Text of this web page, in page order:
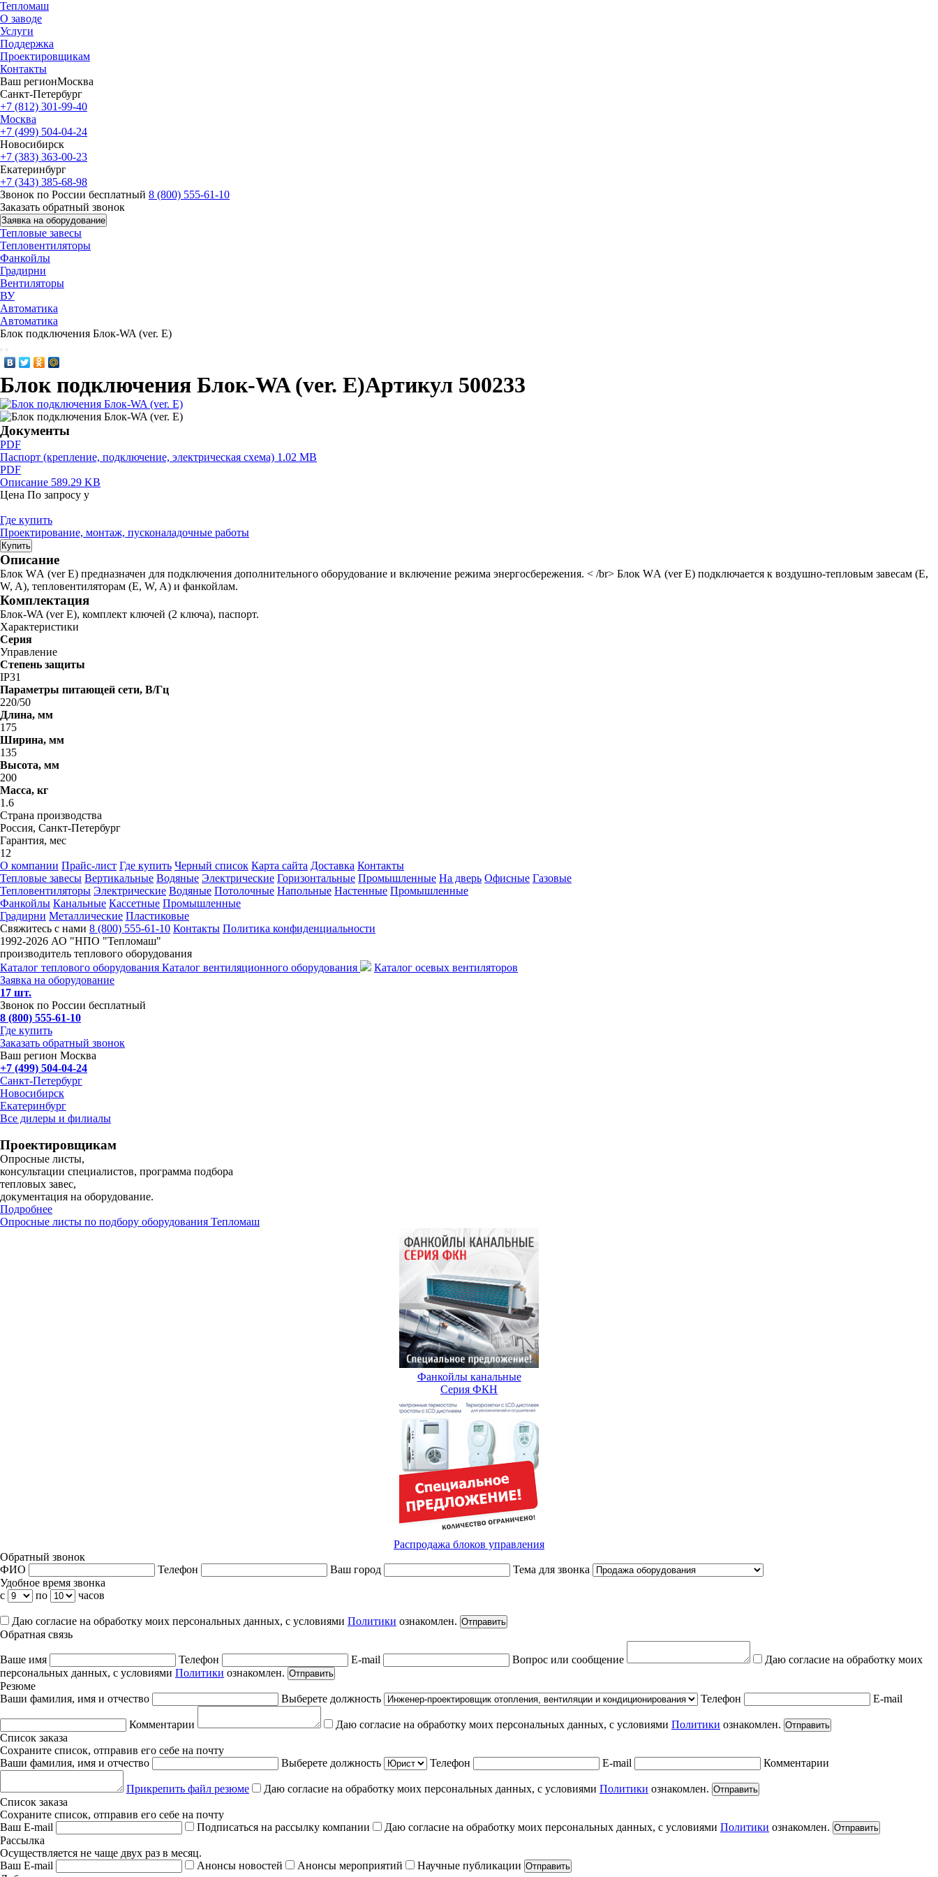
Тепломаш
О заводе
Услуги
Поддержка
Проектировщикам
Контакты
Ваш регионМосква
Санкт-Петербург
+7 (812) 301-99-40
Москва
+7 (499) 504-04-24
Новосибирск
+7 (383) 363-00-23
Екатеринбург
+7 (343) 385-68-98
Звонок по России бесплатный 8 (800) 555-61-10
Заказать обратный звонок
Заявка на оборудование
Тепловые завесы
Тепловентиляторы
Фанкойлы
Градирни
Вентиляторы
ВУ
Автоматика
Автоматика
Блок подключения Блок-WA (ver. E)
Блок подключения Блок-WA (ver. E)Артикул 500233
Документы
PDF
Паспорт (крепление, подключение, электрическая схема) 1.02 MB
PDF
Описание 589.29 KB
Цена По запросу у
Где купить
Проектирование, монтаж, пусконаладочные работы
Купить
Описание
Блок WА (ver E) предназначен для подключения дополнительного оборудование и включение режима энергосбережения. < /br> Блок WА (ver E) подключается к воздушно-тепловым завесам (E,
W, A), тепловентиляторам (E, W, A) и фанкойлам.
Комплектация
Блок-WA (ver E), комплект ключей (2 ключа), паспорт.
Характеристики
Серия
Управление
Степень защиты
IP31
Параметры питающей сети, В/Гц
220/50
Длина, мм
175
Ширина, мм
135
Высота, мм
200
Масса, кг
1.6
Страна производства
Россия, Санкт-Петербург
Гарантия, мес
12
О компании Прайс-лист Где купить Черный список Карта сайта Доставка Контакты
Тепловые завесы Вертикальные Водяные Электрические Горизонтальные Промышленные На дверь Офисные Газовые
Тепловентиляторы Электрические Водяные Потолочные Напольные Настенные Промышленные
Фанкойлы Канальные Кассетные Промышленные
Градирни Металлические Пластиковые
Свяжитесь с нами 8 (800) 555-61-10 Контакты Политика конфиденциальности
1992-2026 АО "НПО "Тепломаш"
производитель теплового оборудования
Каталог теплового оборудования Каталог вентиляционного оборудования
Каталог осевых вентиляторов
Заявка на оборудование
17 шт.
Звонок по России бесплатный
8 (800) 555-61-10
Где купить
Заказать обратный звонок
Ваш регион Москва
+7 (499) 504-04-24
Санкт-Петербург
Новосибирск
Екатеринбург
Все дилеры и филиалы
Проектировщикам
Опросные листы,
консультации специалистов, программа подбора
тепловых завес,
документация на оборудование.
Подробнее
Опросные листы по подбору оборудования Тепломаш
Фанкойлы канальные
Серия ФКН
Распродажа блоков управления
Обратный звонок
ФИО
Телефон Ваш город
Тема для звонка
Удобное время звонка
с
по часов
Даю согласие на обработку моих персональных данных, с условиями Политики ознакомлен. Отправить
Обратная связь
Ваше имя Телефон E-mail Вопрос или сообщение
Даю согласие на обработку моих
персональных данных, с условиями Политики ознакомлен. Отправить
Резюме
Ваши фамилия, имя и отчество
Выберете должность Телефон E-mail
Комментарии Даю согласие на обработку моих персональных данных, с условиями Политики ознакомлен. Отправить
Список заказа
Сохраните список, отправив его себе на почту
Ваши фамилия, имя и отчество
Выберете должность Телефон E-mail Комментарии
Прикрепить файл резюме Даю согласие на обработку моих персональных данных, с условиями Политики ознакомлен. Отправить
Список заказа
Сохраните список, отправив его себе на почту
Ваш E-mail
Подписаться на рассылку компании Даю согласие на обработку моих персональных данных, с условиями Политики ознакомлен. Отправить
Рассылка
Осуществляется не чаще двух раз в месяц.
Ваш E-mail
Анонсы новостей Анонсы мероприятий Научные публикации Отправить